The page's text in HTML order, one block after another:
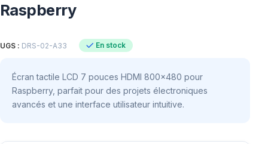
Raspberry
UGS : DRS-02-A33 En stock
Écran tactile LCD 7 pouces HDMI 800×480 pour
Raspberry, parfait pour des projets électroniques
avancés et une interface utilisateur intuitive.